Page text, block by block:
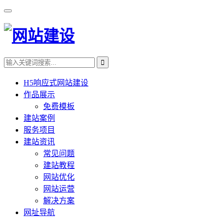
H5响应式网站建设
作品展示
免费模板
建站案例
服务项目
建站资讯
常见问题
建站教程
网站优化
网站运营
解决方案
网址导航